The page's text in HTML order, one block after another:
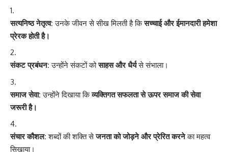
सत्यनिष्ठ नेतृत्व: उनके जीवन से सीख मिलती है किसच्चाई और ईमानदारी हमेशा
प्रेरक होती है।
संकट प्रबंधन: उन्होंने संकटों कोसाहस और धैर्यसे संभाला।
समाज सेवा: उन्होंने दिखाया किव्यक्तिगत सफलता से ऊपर समाज की सेवा
जरूरी है।
संचार कौशल: शब्दों की शक्ति सेजनता को जोड़ने और प्रेरित करनेका महत्व
सिखाया।